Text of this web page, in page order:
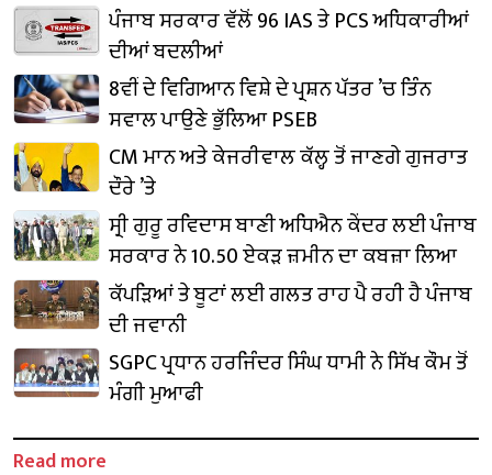
ਪੰਜਾਬ ਸਰਕਾਰ ਵੱਲੋਂ 96 IAS ਤੇ PCS ਅਧਿਕਾਰੀਆਂ
ਦੀਆਂ ਬਦਲੀਆਂ
8ਵੀਂ ਦੇ ਵਿਗਿਆਨ ਵਿਸ਼ੇ ਦੇ ਪ੍ਰਸ਼ਨ ਪੱਤਰ ’ਚ ਤਿੰਨ
ਸਵਾਲ ਪਾਉਣੇ ਭੁੱਲਿਆ PSEB
CM ਮਾਨ ਅਤੇ ਕੇਜਰੀਵਾਲ ਕੱਲ੍ਹ ਤੋਂ ਜਾਣਗੇ ਗੁਜਰਾਤ
ਦੌਰੇ ’ਤੇ
ਸ੍ਰੀ ਗੁਰੂ ਰਵਿਦਾਸ ਬਾਣੀ ਅਧਿਐਨ ਕੇਂਦਰ ਲਈ ਪੰਜਾਬ
ਸਰਕਾਰ ਨੇ 10.50 ਏਕੜ ਜ਼ਮੀਨ ਦਾ ਕਬਜ਼ਾ ਲਿਆ
ਕੱਪੜਿਆਂ ਤੇ ਬੂਟਾਂ ਲਈ ਗਲਤ ਰਾਹ ਪੈ ਰਹੀ ਹੈ ਪੰਜਾਬ
ਦੀ ਜਵਾਨੀ
SGPC ਪ੍ਰਧਾਨ ਹਰਜਿੰਦਰ ਸਿੰਘ ਧਾਮੀ ਨੇ ਸਿੱਖ ਕੌਮ ਤੋਂ
ਮੰਗੀ ਮੁਆਫੀ
Read more